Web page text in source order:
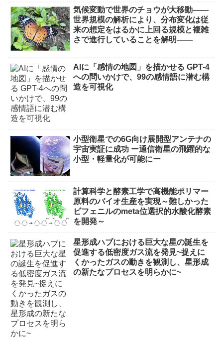
気候変動で世界のチョウが大移動――
世界規模の解析により、分布変化は従
来の想定をはるかに上回る規模と複雑
さで進行していることを解明――
AIに「感情の地図」を描かせる GPT-4
への問いかけで、99の感情語に潜む構
造を可視化
小型衛星での6G向け展開型アンテナの
宇宙実証に成功 ー通信衛星の飛躍的な
小型・軽量化が可能にー
計算科学と酵素工学で高機能ポリマー
原料のバイオ生産を実現～難しかった
ビフェニルのmeta位選択的水酸化酵素
を開発～
星形成ハブにおける巨大な星の誕生を
促進する低密度ガス流を発見~捉えに
くかったガスの動きを観測し、星形成
の新たなプロセスを明らかに~